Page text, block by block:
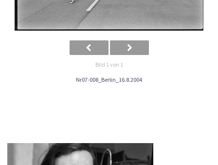
Bild 1 von 1
Nr07-008_Berlin_16.8.2004